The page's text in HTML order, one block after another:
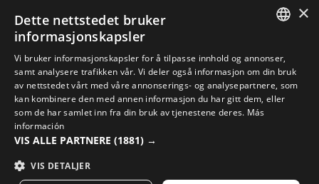
NORSK
Juridisk meddelelse Cookies Vilkår og Betingelser KI i bilder
Nettstedskart
ENGLISH
GREEK
×
Dette nettstedet bruker
informasjonskapsler
Vi bruker informasjonskapsler for å tilpasse innhold og annonser,
samt analysere trafikken vår. Vi deler også informasjon om din bruk
av nettstedet vårt med våre annonserings- og analysepartnere, som
kan kombinere den med annen informasjon du har gitt dem, eller
som de har samlet inn fra din bruk av tjenestene deres. Más
información
VIS ALLE PARTNERE (1881) →
VIS DETALJER